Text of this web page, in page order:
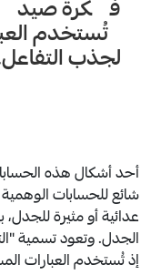
فكرة صيد
تُستخدم
لجذب
أحد أشكال هذه
شائع للحسابات
عدائية أو مثيرة
الجدل. وتعود تسمية
إذ تُستخدم العبارات